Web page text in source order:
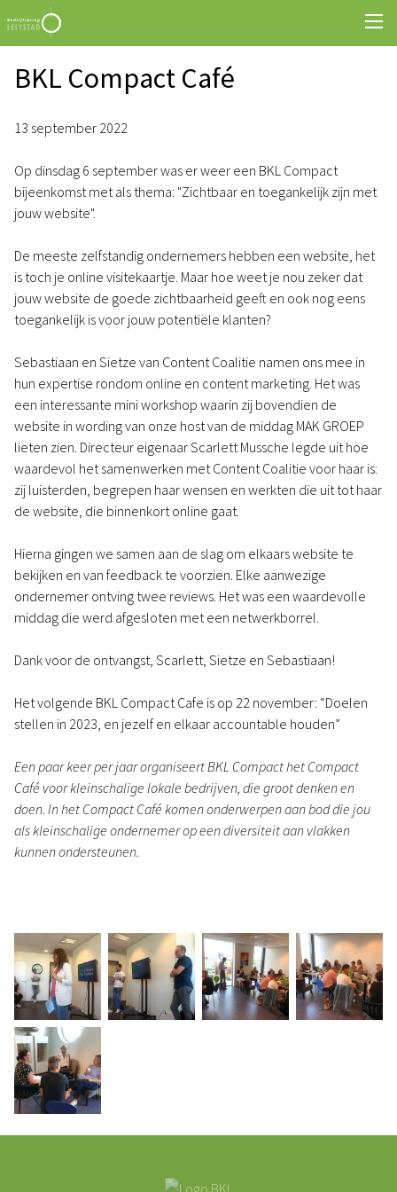
BKL Compact Café
13 september 2022
Op dinsdag 6 september was er weer een BKL Compact
bijeenkomst met als thema: "Zichtbaar en toegankelijk zijn met
jouw website".
De meeste zelfstandig ondernemers hebben een website, het
is toch je online visitekaartje. Maar hoe weet je nou zeker dat
jouw website de goede zichtbaarheid geeft en ook nog eens
toegankelijk is voor jouw potentiële klanten?
Sebastiaan en Sietze van Content Coalitie namen ons mee in
hun expertise rondom online en content marketing. Het was
een interessante mini workshop waarin zij bovendien de
website in wording van onze host van de middag MAK GROEP
lieten zien. Directeur eigenaar Scarlett Mussche legde uit hoe
waardevol het samenwerken met Content Coalitie voor haar is:
zij luisterden, begrepen haar wensen en werkten die uit tot haar
de website, die binnenkort online gaat.
Hierna gingen we samen aan de slag om elkaars website te
bekijken en van feedback te voorzien. Elke aanwezige
ondernemer ontving twee reviews. Het was een waardevolle
middag die werd afgesloten met een netwerkborrel.
Dank voor de ontvangst, Scarlett, Sietze en Sebastiaan!
Het volgende BKL Compact Cafe is op 22 november: “Doelen
stellen in 2023, en jezelf en elkaar accountable houden”
Een paar keer per jaar organiseert BKL Compact het Compact
Café voor kleinschalige lokale bedrijven, die groot denken en
doen. In het Compact Café komen onderwerpen aan bod die jou
als kleinschalige ondernemer op een diversiteit aan vlakken
kunnen ondersteunen.